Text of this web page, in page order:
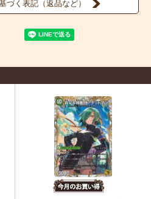
づく表記（返品など）